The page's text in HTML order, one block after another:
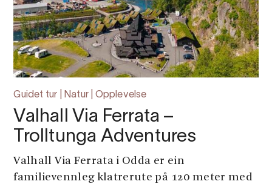
Guidet tur | Natur | Opplevelse
Valhall Via Ferrata –
Trolltunga Adventures
Valhall Via Ferrata i Odda er ein
familievennleg klatrerute på 120 meter med